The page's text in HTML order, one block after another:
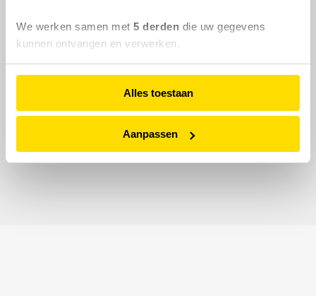
We werken samen met 5 derden die uw gegevens
kunnen ontvangen en verwerken.
Alles toestaan
Aanpassen